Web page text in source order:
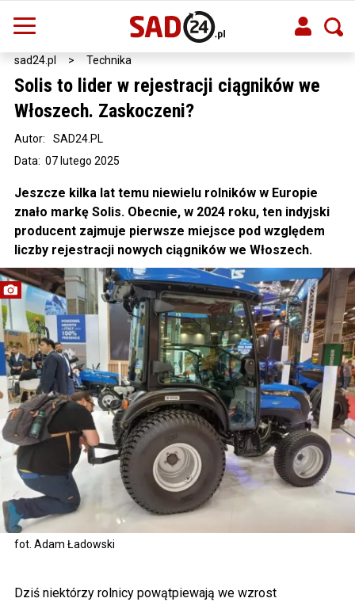
sad24.pl > Technika
fot. Adam Ładowski
Solis to lider w rejestracji ciągników we
Włoszech. Zaskoczeni?
Data: 07 lutego 2025
Autor: SAD24.PL
Jeszcze kilka lat temu niewielu rolników w Europie
znało markę Solis. Obecnie, w 2024 roku, ten indyjski
producent zajmuje pierwsze miejsce pod względem
liczby rejestracji nowych ciągników we Włoszech.
Dziś niektórzy rolnicy powątpiewają we wzrost